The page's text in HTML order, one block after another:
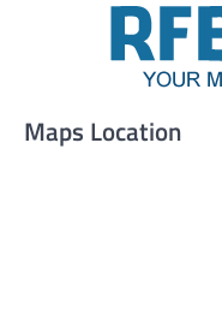
Maps Location